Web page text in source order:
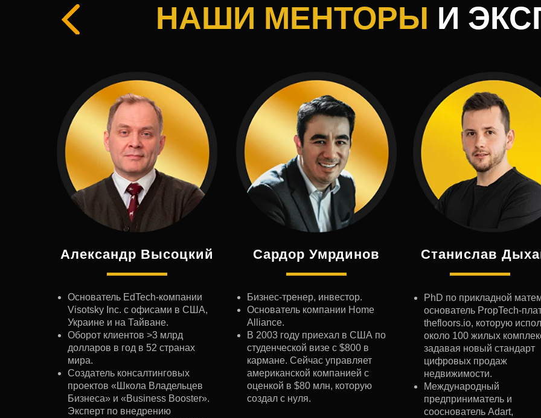
НАШИ МЕНТОРЫ И
Сардор Умрдинов
Бизнес-тренер, инвестор.
Основатель компании Home
Alliance.
В 2003 году приехал в США по
студенческой визе с $800 в
кармане. Сейчас управляет
американской компанией с
оценкой в $80 млн, которую
создал с нуля.
Станислав
PhD по прикладной
основатель PropTech-
thefloors.io, которую
около 100 жилых
задавая новый стандарт
цифровых продаж
недвижимости.
Международный
предприниматель и
сооснователь Adart,
Александр Высоцкий
Основатель EdTech-компании
Visotsky Inc. с офисами в США,
Украине и на Тайване.
Оборот клиентов >3 млрд
долларов в год в 52 странах
мира.
Создатель консалтинговых
проектов «Школа Владельцев
Бизнеса» и «Business Booster».
Эксперт по внедрению